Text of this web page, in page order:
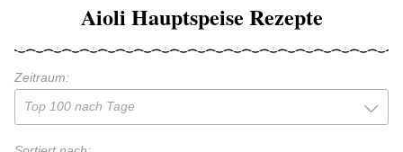
Aioli Hauptspeise Rezepte
Zeitraum:
Top 100 nach Tage